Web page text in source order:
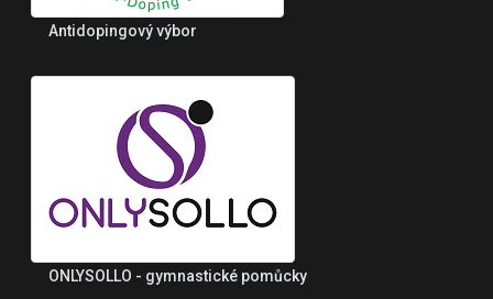
Antidopingový výbor
ONLYSOLLO - gymnastické pomůcky